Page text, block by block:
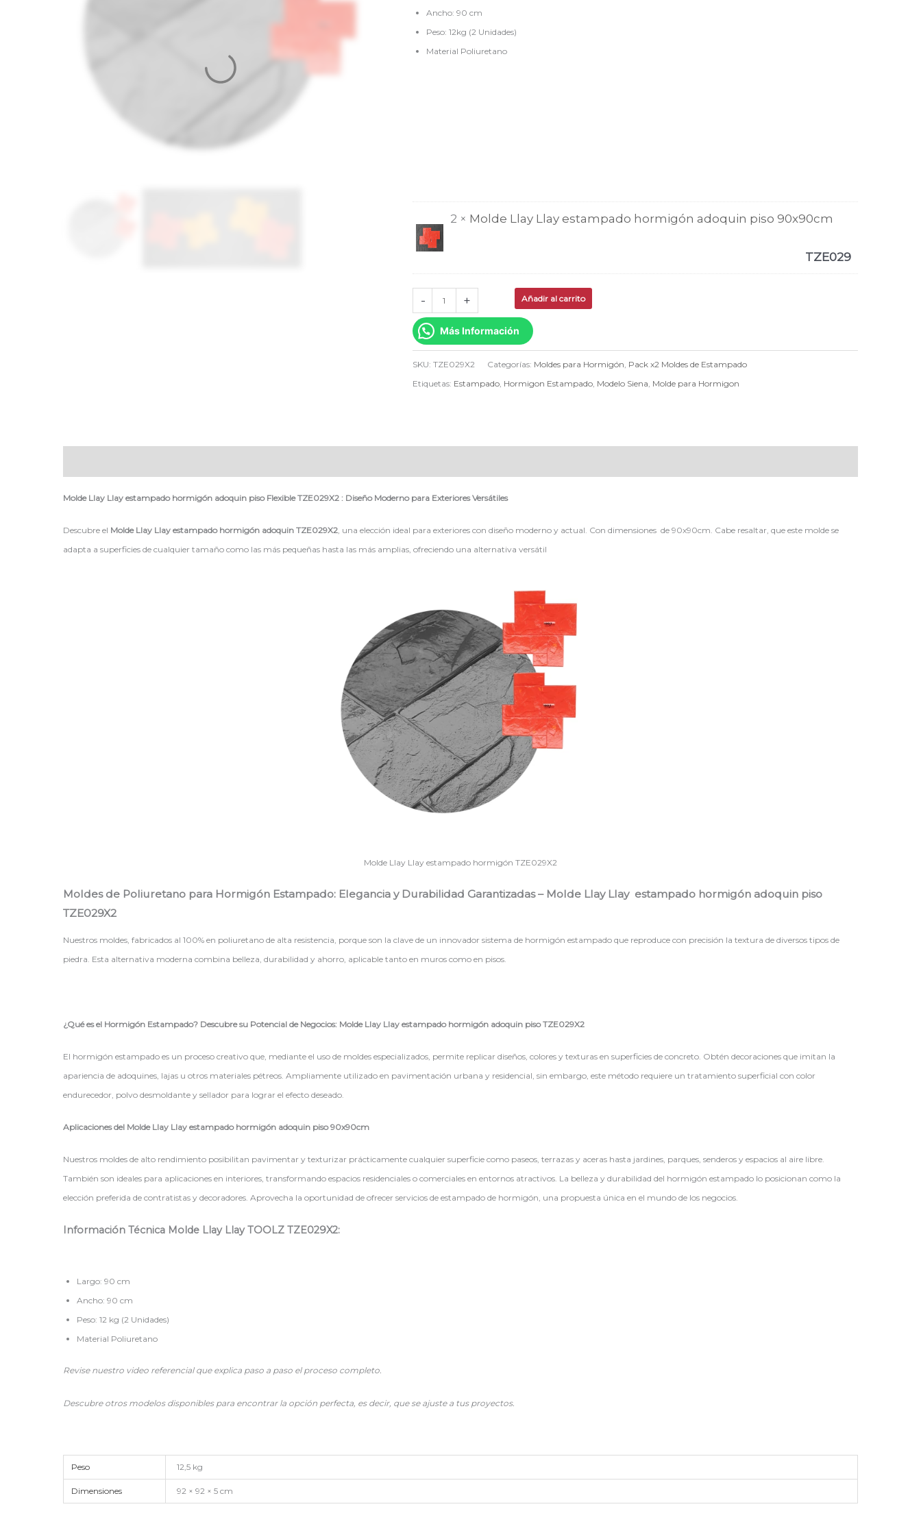
Ancho: 90 cm
Peso: 12kg (2 Unidades)
Material Poliuretano
2 × Molde Llay Llay estampado hormigón adoquin piso 90x90cm
TZE029
-
90x90cm
x2
TZE029X2
+ Añadir al carrito
Más Información
SKU:TZE029X2 Categorías: Moldes para Hormigón Pack x2 Moldes de Estampado
Etiquetas: Estampado Hormigon Estampado Modelo Siena Molde para Hormigon
Molde Llay Llay estampado hormigón adoquin piso Flexible TZE029X2 : Diseño Moderno para Exteriores Versátiles
Descubre el Molde Llay Llay estampado hormigón adoquin TZE029X2, una elección ideal para exteriores con diseño moderno y actual. Con dimensiones de 90x90cm. Cabe resaltar, que este molde se
adapta a superficies de cualquier tamaño como las más pequeñas hasta las más amplias, ofreciendo una alternativa versátil
Molde Llay Llay estampado hormigón TZE029X2
Moldes de Poliuretano para Hormigón Estampado: Elegancia y Durabilidad Garantizadas – Molde Llay Llay estampado hormigón adoquin piso
TZE029X2
Nuestros moldes, fabricados al 100% en poliuretano de alta resistencia, porque son la clave de un innovador sistema de hormigón estampado que reproduce con precisión la textura de diversos tipos de
piedra. Esta alternativa moderna combina belleza, durabilidad y ahorro, aplicable tanto en muros como en pisos.
¿Qué es el Hormigón Estampado? Descubre su Potencial de Negocios: Molde Llay Llay estampado hormigón adoquin piso TZE029X2
El hormigón estampado es un proceso creativo que, mediante el uso de moldes especializados, permite replicar diseños, colores y texturas en superficies de concreto. Obtén decoraciones que imitan la
apariencia de adoquines, lajas u otros materiales pétreos. Ampliamente utilizado en pavimentación urbana y residencial, sin embargo, este método requiere un tratamiento superficial con color
endurecedor, polvo desmoldante y sellador para lograr el efecto deseado.
Aplicaciones del Molde Llay Llay estampado hormigón adoquin piso 90x90cm
Nuestros moldes de alto rendimiento posibilitan pavimentar y texturizar prácticamente cualquier superficie como paseos, terrazas y aceras hasta jardines, parques, senderos y espacios al aire libre.
También son ideales para aplicaciones en interiores, transformando espacios residenciales o comerciales en entornos atractivos. La belleza y durabilidad del hormigón estampado lo posicionan como la
elección preferida de contratistas y decoradores. Aprovecha la oportunidad de ofrecer servicios de estampado de hormigón, una propuesta única en el mundo de los negocios.
Información Técnica Molde Llay Llay TOOLZ TZE029X2:
Largo: 90 cm
Ancho: 90 cm
Peso: 12 kg (2 Unidades)
Material Poliuretano
Revise nuestro video referencial que explica paso a paso el proceso completo.
Descubre otros modelos disponibles para encontrar la opción perfecta, es decir, que se ajuste a tus proyectos.
Peso 12,5 kg
Dimensiones 92 × 92 × 5 cm